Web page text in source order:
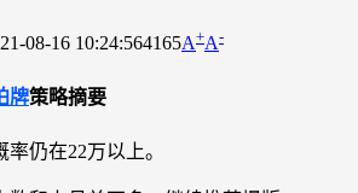
08-16 10:24:564165A+A-
牌策略摘要
仍在22万以上。